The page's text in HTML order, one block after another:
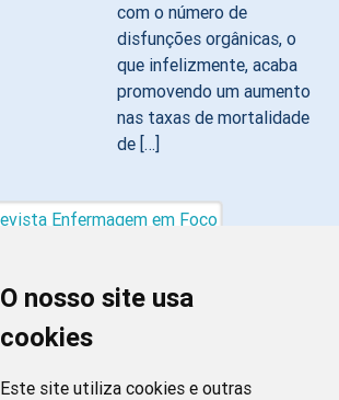
O nosso site usa
cookies
Este site utiliza cookies e outras
com o número de
disfunções orgânicas, o
que infelizmente, acaba
promovendo um aumento
nas taxas de mortalidade
de […]